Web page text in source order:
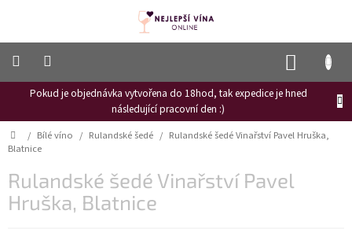
Pokud je objednávka vytvořena do 18hod, tak expedice je hned
následující pracovní den :)
Frizzante
Růžové
víno
Hroznový
mošt
Naši
Domů
/ Bílé víno / Rulandské šedé / Rulandské šedé Vinařství Pavel Hruška,
Blatnice
Rulandské šedé Vinařství Pavel
Hruška, Blatnice